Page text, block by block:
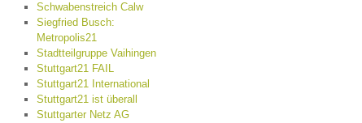
Schwabenstreich Calw
Siegfried Busch:
Metropolis21
Stadtteilgruppe Vaihingen
Stuttgart21 FAIL
Stuttgart21 International
Stuttgart21 ist überall
Stuttgarter Netz AG